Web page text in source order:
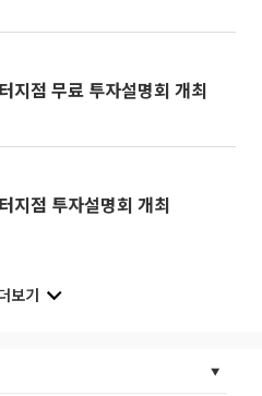
지점 무료 투자설명회 개최
지점 투자설명회 개최
보기